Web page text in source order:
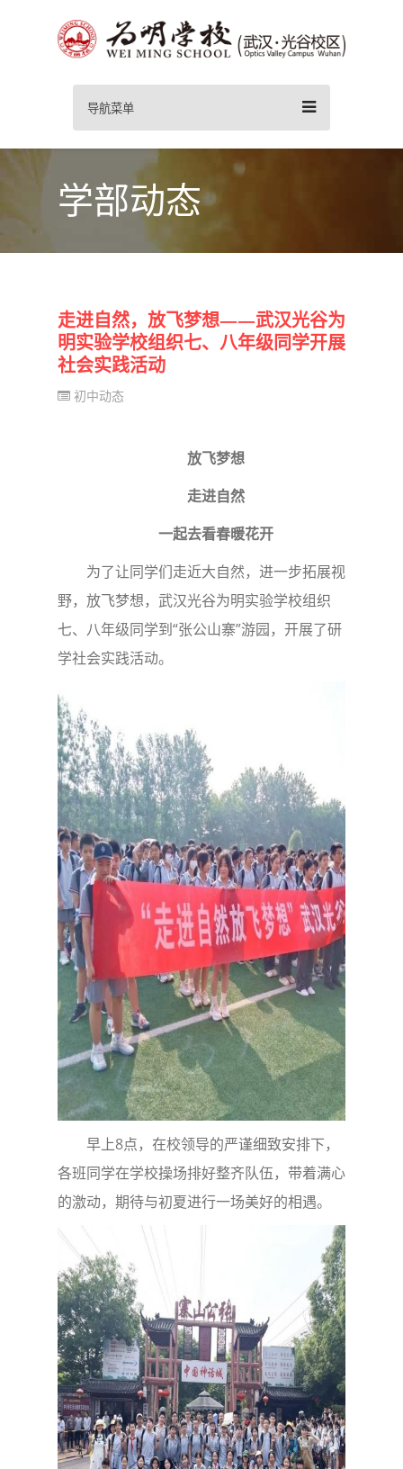
导航菜单
学部动态
走进自然，放飞梦想——武汉光谷为
明实验学校组织七、八年级同学开展
社会实践活动
初中动态
放飞梦想
走进自然
一起去看春暖花开
为了让同学们走近大自然，进一步拓展视
野，放飞梦想，武汉光谷为明实验学校组织
七、八年级同学到“张公山寨”游园，开展了研
学社会实践活动。
早上8点，在校领导的严谨细致安排下，
各班同学在学校操场排好整齐队伍，带着满心
的激动，期待与初夏进行一场美好的相遇。